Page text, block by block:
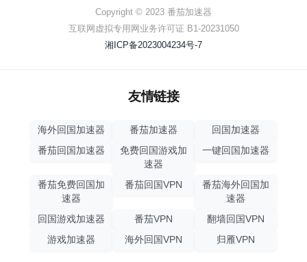
Copyright © 2023 番茄加速器
互联网虚拟专用网业务许可证 B1-20231050
湘ICP备2023004234号-7
友情链接
海外回国加速器 番茄加速器
回国加速器
番茄回国加速器
免费回国游戏加
速器
一键回国加速器
番茄免费回国加
速器
番茄回国VPN
番茄海外回国加
速器
回国游戏加速器
番茄VPN
翻墙回国VPN
游戏加速器
海外回国VPN 归雁VPN